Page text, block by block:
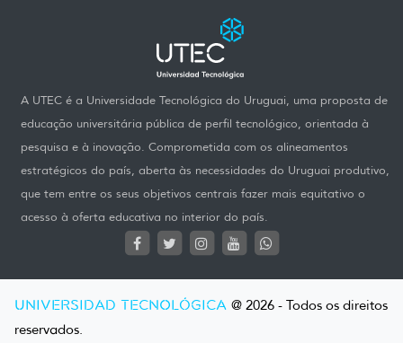
A UTEC é a Universidade Tecnológica do Uruguai, uma proposta de
educação universitária pública de perfil tecnológico, orientada à
pesquisa e à inovação. Comprometida com os alineamentos
estratégicos do país, aberta às necessidades do Uruguai produtivo,
que tem entre os seus objetivos centrais fazer mais equitativo o
acesso à oferta educativa no interior do país.
UNIVERSIDAD TECNOLÓGICA @ 2026 - Todos os direitos
reservados.